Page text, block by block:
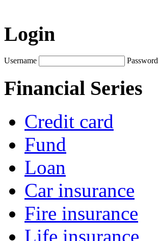
Login
Username Password
Financial Series
Credit card
Fund
Loan
Car insurance
Fire insurance
Life insurance